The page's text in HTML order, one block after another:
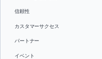
信頼性
カスタマーサクセス
パートナー
イベント